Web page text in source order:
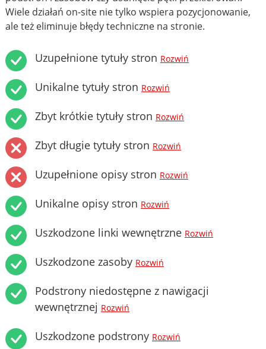
Wiele działań on-site nie tylko wspiera pozycjonowanie,
ale też eliminuje błędy techniczne na stronie.
Uzupełnione tytuły stron Rozwiń
Unikalne tytuły stron Rozwiń
Zbyt krótkie tytuły stron Rozwiń
Zbyt długie tytuły stron Rozwiń
Uzupełnione opisy stron Rozwiń
Unikalne opisy stron Rozwiń
Uszkodzone linki wewnętrzne Rozwiń
Uszkodzone zasoby Rozwiń
Podstrony niedostępne z nawigacji
wewnętrznej Rozwiń
Uszkodzone podstrony Rozwiń